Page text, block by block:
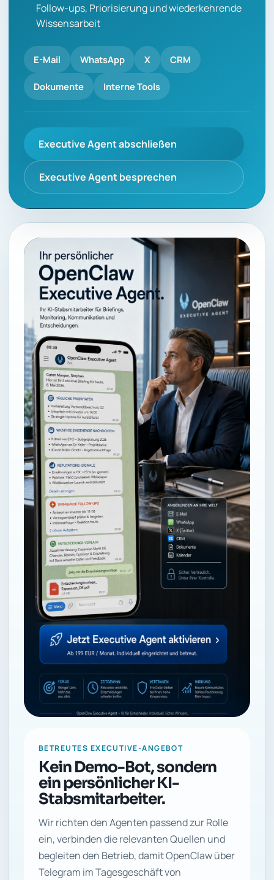
Follow-ups, Priorisierung und wiederkehrende
Wissensarbeit
E-Mail WhatsApp X CRM
Dokumente Interne Tools
Executive Agent abschließen
Executive Agent besprechen
BETREUTES EXECUTIVE-ANGEBOT
Kein Demo-Bot, sondern
ein persönlicher KI-
Stabsmitarbeiter.
Wir richten den Agenten passend zur Rolle
ein, verbinden die relevanten Quellen und
begleiten den Betrieb, damit OpenClaw über
Telegram im Tagesgeschäft von